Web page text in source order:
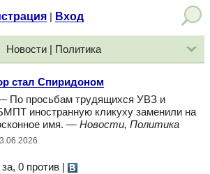
Вход
Новости | Политика
стал Спиридоном
По просьбам трудящихся УВЗ и
иностранную кликуху заменили на
имя. — Новости, Политика
0 против